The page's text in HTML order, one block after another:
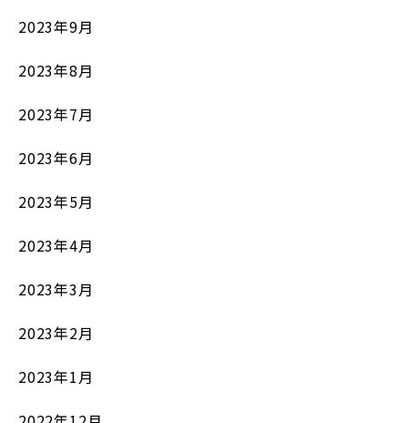
2023年9月
2023年8月
2023年7月
2023年6月
2023年5月
2023年4月
2023年3月
2023年2月
2023年1月